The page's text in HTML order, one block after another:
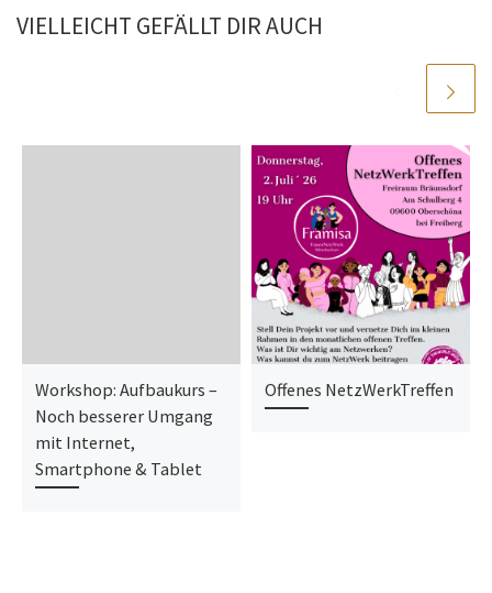
VIELLEICHT GEFÄLLT DIR AUCH
Workshop: Aufbaukurs –
Noch besserer Umgang
mit Internet,
Smartphone & Tablet
Offenes NetzWerkTreffen